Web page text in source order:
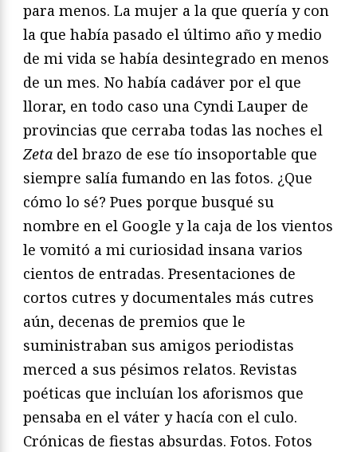
para menos. La mujer a la que quería y con
la que había pasado el último año y medio
de mi vida se había desintegrado en menos
de un mes. No había cadáver por el que
llorar, en todo caso una Cyndi Lauper de
provincias que cerraba todas las noches el
Zeta del brazo de ese tío insoportable que
siempre salía fumando en las fotos. ¿Que
cómo lo sé? Pues porque busqué su
nombre en el Google y la caja de los vientos
le vomitó a mi curiosidad insana varios
cientos de entradas. Presentaciones de
cortos cutres y documentales más cutres
aún, decenas de premios que le
suministraban sus amigos periodistas
merced a sus pésimos relatos. Revistas
poéticas que incluían los aforismos que
pensaba en el váter y hacía con el culo.
Crónicas de fiestas absurdas. Fotos. Fotos